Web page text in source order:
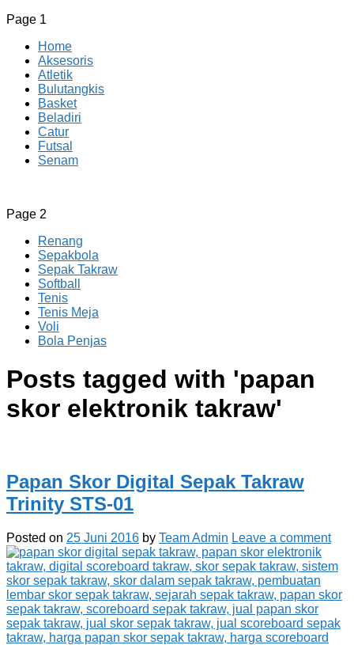
Page 1
Home
Aksesoris
Atletik
Bulutangkis
Basket
Beladiri
Catur
Futsal
Senam
CV JAYA BERSAMA Co Id
Menyediakan Semua Perlengkapan Olahraga Yang
Page 2
Renang
Sepakbola
Sepak Takraw
Softball
Tenis
Tenis Meja
Voli
Bola Penjas
Posts tagged with 'papan
skor elektronik takraw'
Papan Skor Digital Sepak Takraw
Trinity STS-01
Posted on 25 Juni 2016 by Team Admin Leave a comment